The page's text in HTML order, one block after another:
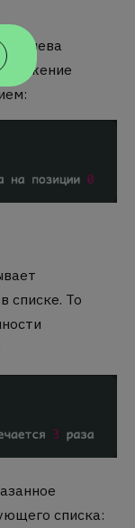
слева
списке. То
списка: